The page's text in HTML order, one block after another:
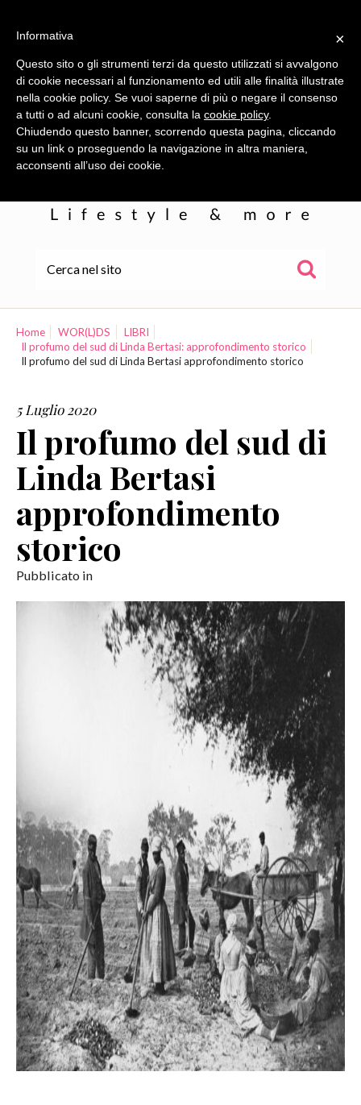
WOR(L)DS
COLLABORAZIONI
CONTATTI
Home WOR(L)DS
LIBRI
Il profumo del sud di Linda Bertasi: approfondimento storico
Il profumo del sud di Linda Bertasi approfondimento storico
5 Luglio 2020
Il profumo del sud di
Linda Bertasi
approfondimento
storico
Pubblicato in
×
Informativa
Questo sito o gli strumenti terzi da questo utilizzati si avvalgono
di cookie necessari al funzionamento ed utili alle finalità illustrate
nella cookie policy. Se vuoi saperne di più o negare il consenso
a tutti o ad alcuni cookie, consulta la cookie policy.
Chiudendo questo banner, scorrendo questa pagina, cliccando
su un link o proseguendo la navigazione in altra maniera,
acconsenti all’uso dei cookie.